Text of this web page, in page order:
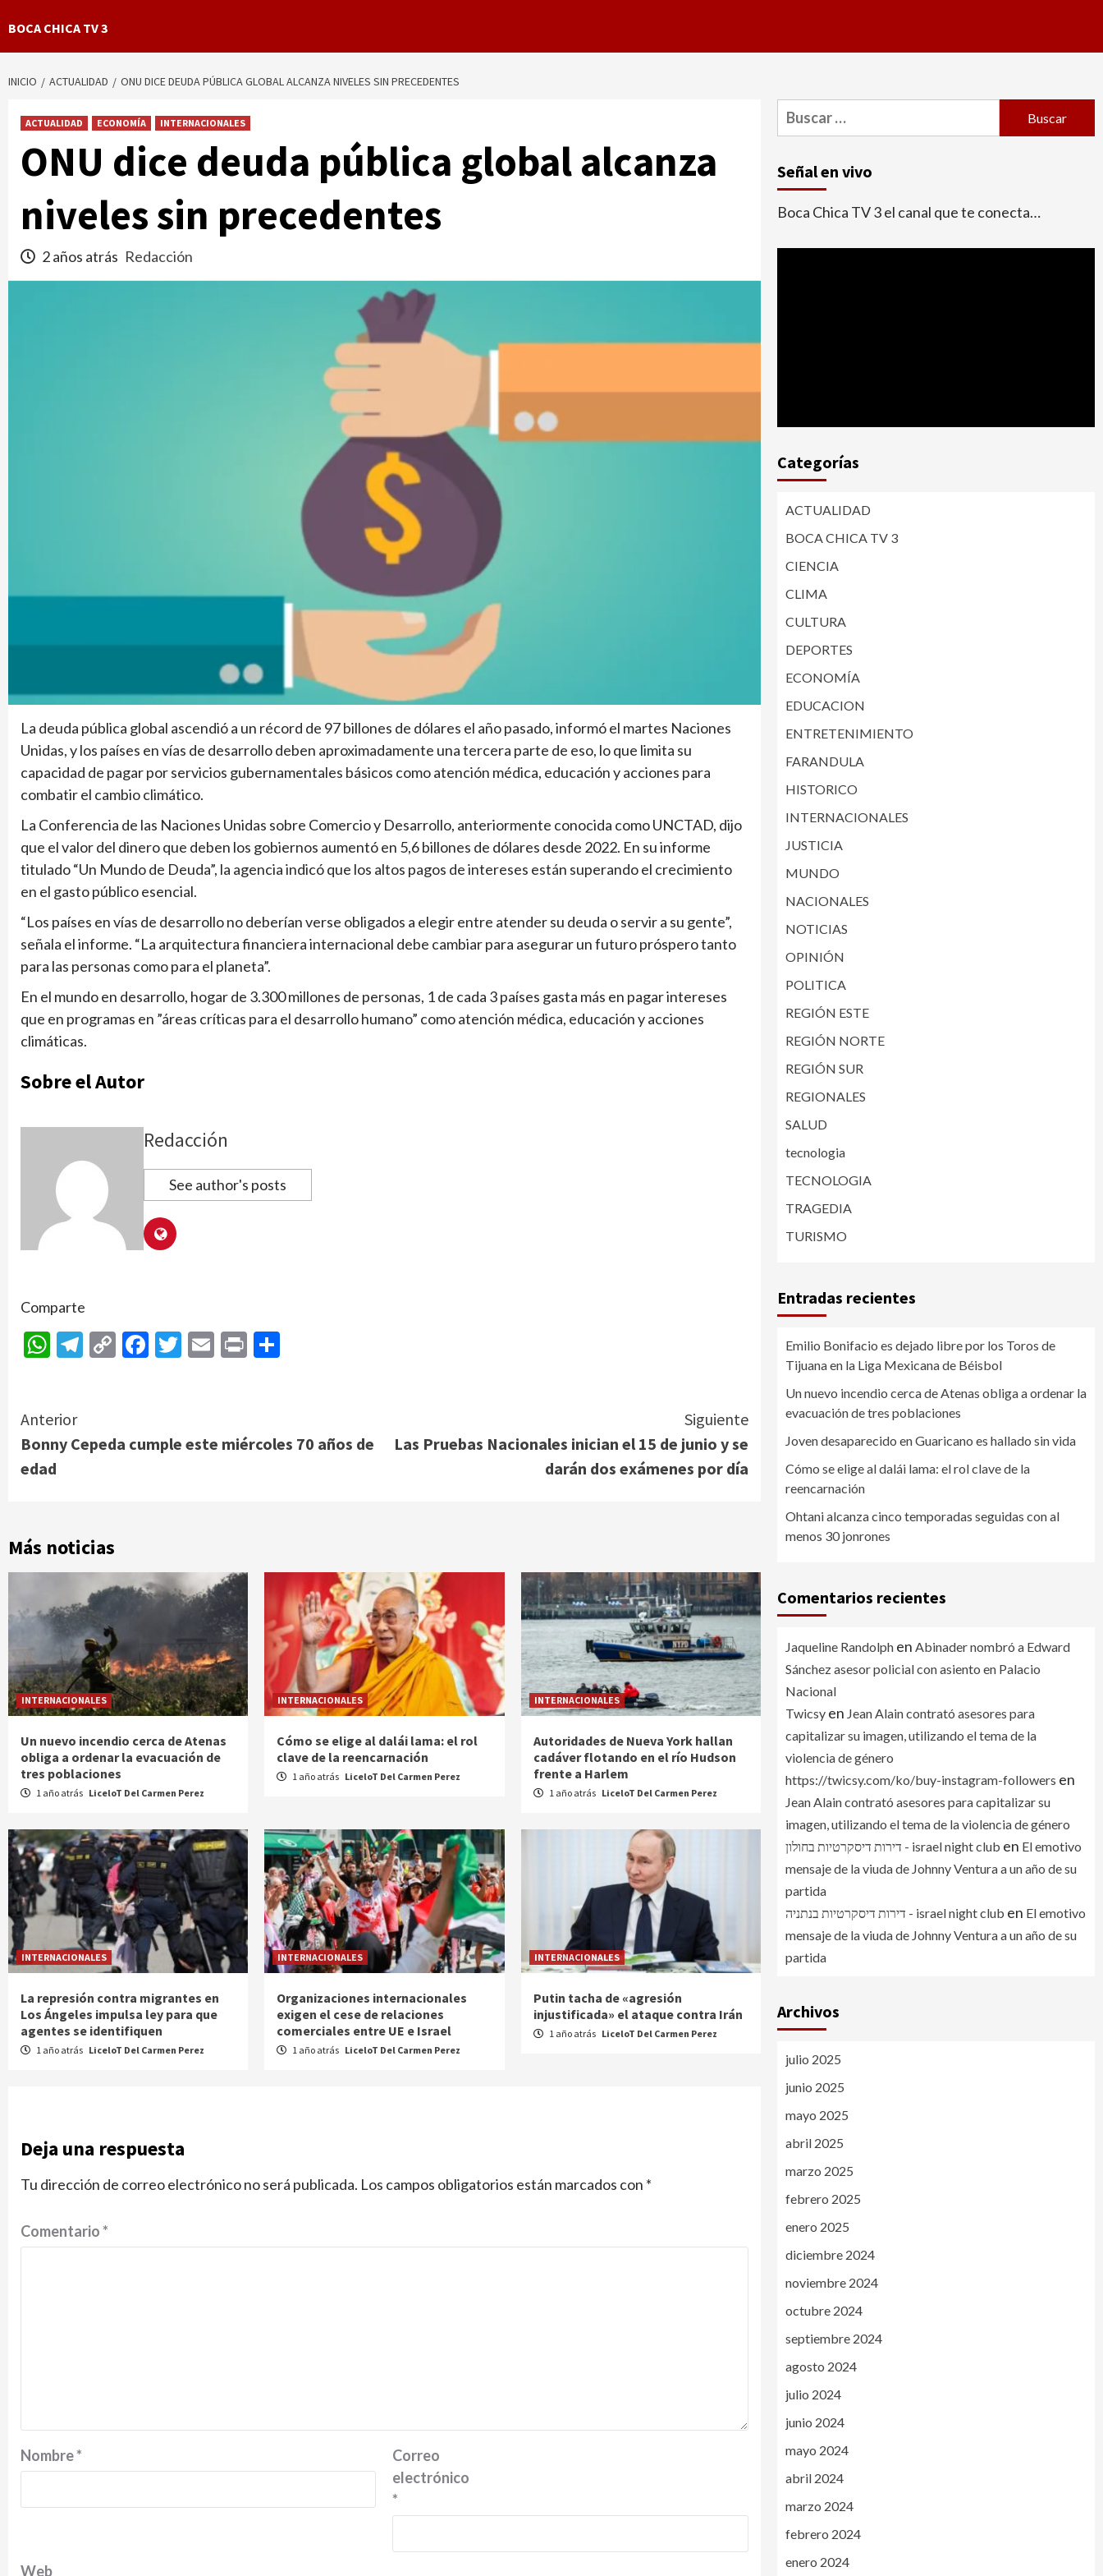
BOCA CHICA TV 3
INICIO ACTUALIDAD ONU DICE DEUDA PÚBLICA GLOBAL ALCANZA NIVELES SIN PRECEDENTES
ACTUALIDAD ECONOMÍA INTERNACIONALES
ONU dice deuda pública global alcanza
niveles sin precedentes
2 años atrás Redacción
La deuda pública global ascendió a un récord de 97 billones de dólares el año pasado, informó el martes Naciones
Unidas, y los países en vías de desarrollo deben aproximadamente una tercera parte de eso, lo que limita su
capacidad de pagar por servicios gubernamentales básicos como atención médica, educación y acciones para
combatir el cambio climático.
La Conferencia de las Naciones Unidas sobre Comercio y Desarrollo, anteriormente conocida como UNCTAD, dijo
que el valor del dinero que deben los gobiernos aumentó en 5,6 billones de dólares desde 2022. En su informe
titulado “Un Mundo de Deuda”, la agencia indicó que los altos pagos de intereses están superando el crecimiento
en el gasto público esencial.
“Los países en vías de desarrollo no deberían verse obligados a elegir entre atender su deuda o servir a su gente”,
señala el informe. “La arquitectura financiera internacional debe cambiar para asegurar un futuro próspero tanto
para las personas como para el planeta”.
En el mundo en desarrollo, hogar de 3.300 millones de personas, 1 de cada 3 países gasta más en pagar intereses
que en programas en ”áreas críticas para el desarrollo humano” como atención médica, educación y acciones
climáticas.
Sobre el Autor
Redacción
See author's posts
Comparte
WhatsApp
Telegram
CopyFacebook
Twitter
Email
Print
Continue
Reading
Anterior
Bonny Cepeda cumple este miércoles 70 años de
edad
Siguiente
Las Pruebas Nacionales inician el 15 de junio y se
darán dos exámenes por día
Más noticias
INTERNACIONALES
Un nuevo incendio cerca de Atenas
obliga a ordenar la evacuación de
tres poblaciones
1 año atrás LiceloT Del Carmen Perez
INTERNACIONALES
Cómo se elige al dalái lama: el rol
clave de la reencarnación
1 año atrás LiceloT Del Carmen Perez
INTERNACIONALES
Autoridades de Nueva York hallan
cadáver flotando en el río Hudson
frente a Harlem
1 año atrás LiceloT Del Carmen Perez
INTERNACIONALES
La represión contra migrantes en
Los Ángeles impulsa ley para que
agentes se identifiquen
1 año atrás LiceloT Del Carmen Perez
INTERNACIONALES
Organizaciones internacionales
exigen el cese de relaciones
comerciales entre UE e Israel
1 año atrás LiceloT Del Carmen Perez
INTERNACIONALES
Putin tacha de «agresión
injustificada» el ataque contra Irán
1 año atrás LiceloT Del Carmen Perez
Deja una respuesta
Tu dirección de correo electrónico no será publicada. Los campos obligatorios están marcados con *
Comentario*
Nombre*
Correo
electrónico
*
Web
Buscar:
Señal en vivo
Boca Chica TV 3 el canal que te conecta…
Categorías
ACTUALIDAD
BOCA CHICA TV 3
CIENCIA
CLIMA
CULTURA
DEPORTES
ECONOMÍA
EDUCACION
ENTRETENIMIENTO
FARANDULA
HISTORICO
INTERNACIONALES
JUSTICIA
MUNDO
NACIONALES
NOTICIAS
OPINIÓN
POLITICA
REGIÓN ESTE
REGIÓN NORTE
REGIÓN SUR
REGIONALES
SALUD
tecnologia
TECNOLOGIA
TRAGEDIA
TURISMO
Entradas recientes
Emilio Bonifacio es dejado libre por los Toros de
Tijuana en la Liga Mexicana de Béisbol
Un nuevo incendio cerca de Atenas obliga a ordenar la
evacuación de tres poblaciones
Joven desaparecido en Guaricano es hallado sin vida
Cómo se elige al dalái lama: el rol clave de la
reencarnación
Ohtani alcanza cinco temporadas seguidas con al
menos 30 jonrones
Comentarios recientes
Jaqueline Randolphen Abinader nombró a Edward
Sánchez asesor policial con asiento en Palacio
Nacional
Twicsyen Jean Alain contrató asesores para
capitalizar su imagen, utilizando el tema de la
violencia de género
https://twicsy.com/ko/buy-instagram-followers en
Jean Alain contrató asesores para capitalizar su
imagen, utilizando el tema de la violencia de género
דירות דיסקרטיות בחולון - israel night club en El emotivo
mensaje de la viuda de Johnny Ventura a un año de su
partida
דירות דיסקרטיות בנתניה - israel night club en El emotivo
mensaje de la viuda de Johnny Ventura a un año de su
partida
Archivos
julio 2025
junio 2025
mayo 2025
abril 2025
marzo 2025
febrero 2025
enero 2025
diciembre 2024
noviembre 2024
octubre 2024
septiembre 2024
agosto 2024
julio 2024
junio 2024
mayo 2024
abril 2024
marzo 2024
febrero 2024
enero 2024